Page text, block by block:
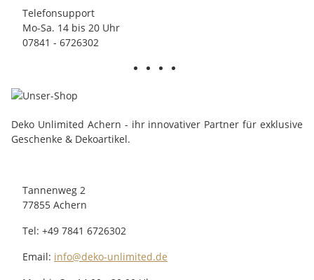
Telefonsupport
Mo-Sa. 14 bis 20 Uhr
07841 - 6726302
Deko Unlimited Achern - ihr innovativer Partner für exklusive
Geschenke & Dekoartikel.
Tannenweg 2
77855 Achern
Tel: +49 7841 6726302
Email: info@deko-unlimited.de